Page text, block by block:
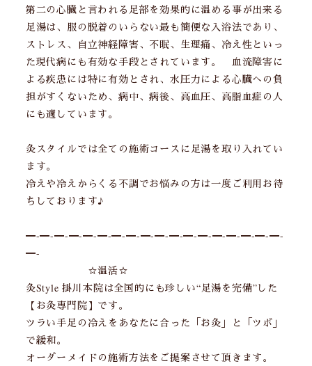
第二の心臓と言われる足部を効果的に温める事が出来る
足湯は、服の脱着のいらない最も簡便な入浴法であり、
ストレス、自立神経障害、不眠、生理痛、冷え性といっ
た現代病にも有効な手段とされています。 血流障害に
よる疾患には特に有効とされ、水圧力による心臓への負
担がすくないため、病中、病後、高血圧、高脂血症の人
にも適しています。
灸スタイルでは全ての施術コースに足湯を取り入れてい
ます。
冷えや冷えからくる不調でお悩みの方は一度ご利用お待
ちしております♪
━-━-━-━-━-━-━-━-━-━-━-━-━-━-━-━-━-━-
━-
☆温活☆
灸Style 掛川本院は全国的にも珍しい“足湯を完備”した
【お灸専門院】です。
ツラい手足の冷えをあなたに合った「お灸」と「ツボ」
で緩和。
オーダーメイドの施術方法をご提案させて頂きます。